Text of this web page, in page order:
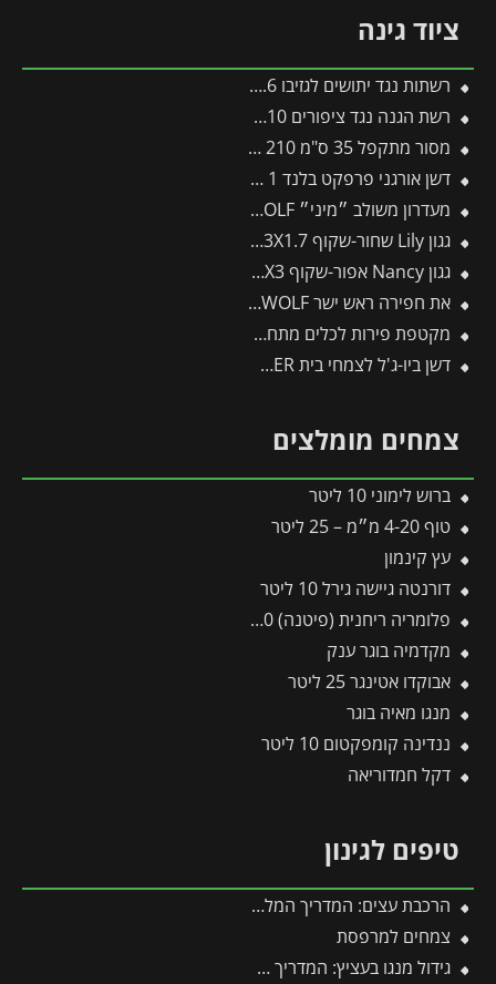
ציוד גינה
רשתות נגד יתושים לגזיבו 3X3 / 3X3.6 מבית פלרם – Canopia
רשת הגנה נגד ציפורים 10*8 מטר
מסור מתקפל 35 ס"מ 210 -ARS -תבור
דשן אורגני פרפקט בלנד 1 ק"ג
מעדרון משולב ״מיני״ LN-M/zm15 – WOLF
גגון Lily שחור-שקוף 1.3X1.7 בעיצוב רטרו מבית פלרם – Canopia
גגון Nancy אפור-שקוף 0.9X3 עיצוב מודרני מבית פלרם – Canopia
את חפירה ראש ישר AS-D – WOLF
מקטפת פירות לכלים מתחלפים פיסקארס
דשן ביו-ג'ל לצמחי בית FLOWER
צמחים מומלצים
ברוש לימוני 10 ליטר
טוף 4-20 מ״מ – 25 ליטר
עץ קינמון
דורנטה גיישה גירל 10 ליטר
פלומריה ריחנית (פיטנה) 10 ליטר
מקדמיה בוגר ענק
אבוקדו אטינגר 25 ליטר
מנגו מאיה בוגר
ננדינה קומפקטום 10 ליטר
דקל חמדוריאה
טיפים לגינון
הרכבת עצים: המדריך המלא להרכבת עצי פרי בגינה 🌳
צמחים למרפסת
גידול מנגו בעציץ: המדריך המלא למקסום פרי במרפסת ובגינה